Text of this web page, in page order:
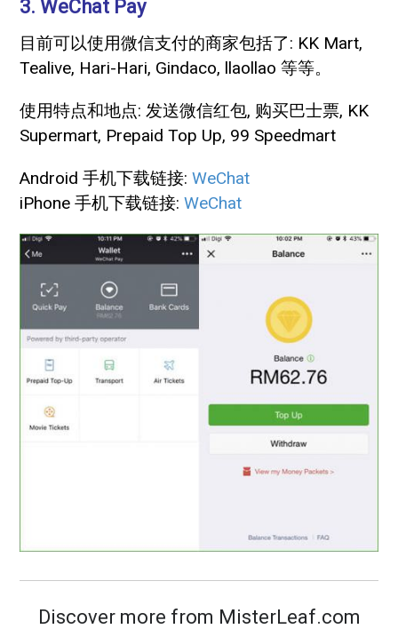
3. WeChat Pay
目前可以使用微信支付的商家包括了: KK Mart,
Tealive, Hari-Hari, Gindaco, llaollao 等等。
使用特点和地点: 发送微信红包, 购买巴士票, KK
Supermart, Prepaid Top Up, 99 Speedmart
Android 手机下载链接:WeChat
iPhone 手机下载链接:WeChat
Discover more from MisterLeaf.com